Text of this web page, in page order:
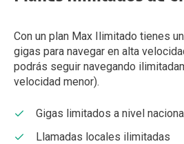
Con un plan Max Ilimitado tienes
gigas para navegar en alta
podrás seguir navegando
velocidad menor).
Gigas limitados a nivel
Llamadas locales ilimitadas